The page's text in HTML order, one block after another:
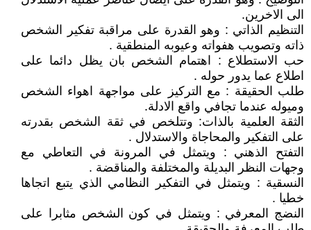
الى الاخرين.
التنظيم الذاتي : وهو القدرة على مراقبة تفكير الشخص
ذاته وتصويب هفواته وعيوبه المنطقية .
حب الاستطلاع : اهتمام الشخص بان يظل دائما على
اطلاع عما يدور حوله .
طلب الحقيقة : مع التركيز على مواجهة اهواء الشخص
وميوله عندما تجافي واقع الادلة.
الثقة العلمية بالذات: وتتلخص في ثقة الشخص بقدرته
على التفكير والمحاجاة والاستدلال .
التفتح الذهني : ويتمثل في المرونة في التعاطي مع
وجهات النظر البديلة والمختلفة والمناقضة .
النسقية : ويتمثل في التفكير النظامي الذي يتبع اتجاها
خطيا .
النضج المعرفي : ويتمثل في كون الشخص مثابرا على